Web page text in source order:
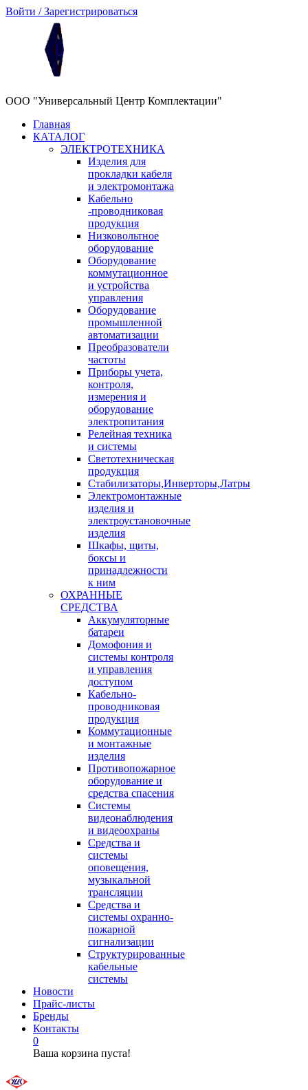
Войти / Зарегистрироваться
ООО "Универсальный Центр Комплектации"
Главная
КАТАЛОГ
ЭЛЕКТРОТЕХНИКА
Изделия для
прокладки кабеля
и электромонтажа
Кабельно
-проводниковая
продукция
Низковольтное
оборудование
Оборудование
коммутационное
и устройства
управления
Оборудование
промышленной
автоматизации
Преобразователи
частоты
Приборы учета,
контроля,
измерения и
оборудование
электропитания
Релейная техника
и системы
Светотехническая
продукция
Стабилизаторы,Инверторы,Латры
Электромонтажные
изделия и
электроустановочные
изделия
Шкафы, щиты,
боксы и
принадлежности
к ним
ОХРАННЫЕ
СРЕДСТВА
Аккумуляторные
батареи
Домофония и
системы контроля
и управления
доступом
Кабельно-
проводниковая
продукция
Коммутационные
и монтажные
изделия
Противопожарное
оборудование и
средства спасения
Системы
видеонаблюдения
и видеоохраны
Средства и
системы
оповещения,
музыкальной
трансляции
Средства и
системы охранно-
пожарной
сигнализации
Структурированные
кабельные
системы
Новости
Прайс-листы
Бренды
Контакты
0
Ваша корзина пуста!